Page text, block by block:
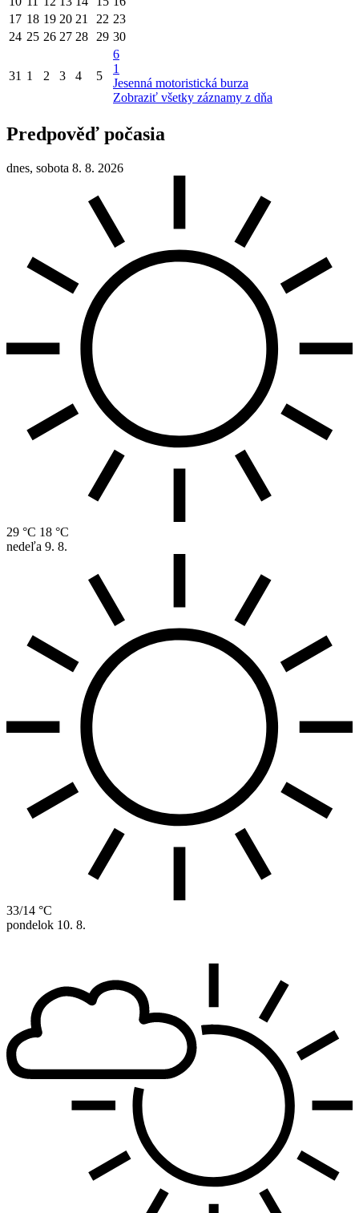
17 18 19 20 21 22 23
24 25 26 27 28 29 30
31 1 2 3 4 5
6
1
Jesenná motoristická burza
Zobraziť všetky záznamy z dňa
Predpověď počasia
dnes, sobota 8. 8. 2026
29 °C 18 °C
nedeľa 9. 8.
33/14 °C
pondelok 10. 8.